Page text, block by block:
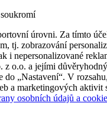
úrovni. Za tímto
tj. zobrazování
i nepersonalizované
o.o. a jejími
do „Nastavení“. V
a marketingových
osobních údajů a